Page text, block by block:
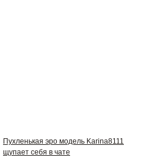
Пухленькая эро модель Karina8111
щупает себя в чате